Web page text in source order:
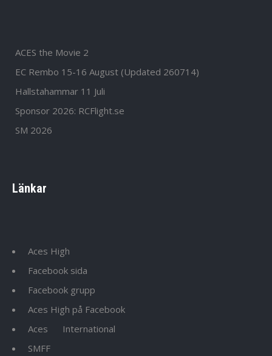
ACES the Movie 2
EC Rembo 15-16 August (Updated 260714)
Hallstahammar 11 Juli
Sponsor 2026: RCFlight.se
SM 2026
Länkar
Aces High
Facebook sida
Facebook grupp
Aces High på Facebook
Aces
International
SMFF